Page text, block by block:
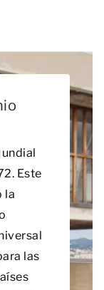
Este
la
las